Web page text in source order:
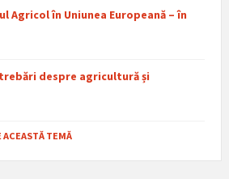
Agricol în Uniunea Europeană – în
despre agricultură și
ACEASTĂ TEMĂ